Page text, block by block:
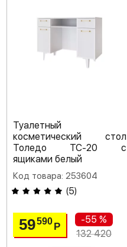
Туалетный
косметический стол
Толедо ТС-20 с
ящиками белый
Код товара: 253604
(5)
59590 Р
-55 %
132 420